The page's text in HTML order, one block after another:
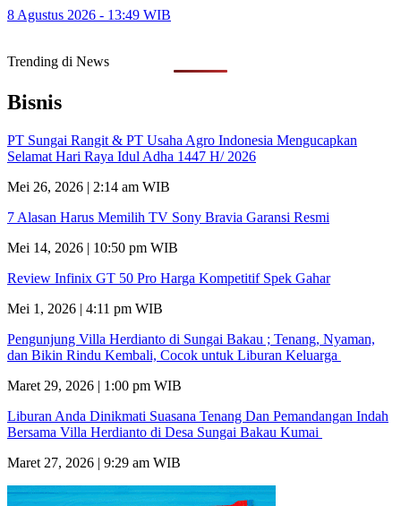
8 Agustus 2026 - 13:49 WIB
Trending di News
Bisnis
PT Sungai Rangit & PT Usaha Agro Indonesia Mengucapkan
Selamat Hari Raya Idul Adha 1447 H/ 2026
Mei 26, 2026 | 2:14 am WIB
7 Alasan Harus Memilih TV Sony Bravia Garansi Resmi
Mei 14, 2026 | 10:50 pm WIB
Review Infinix GT 50 Pro Harga Kompetitif Spek Gahar
Mei 1, 2026 | 4:11 pm WIB
Pengunjung Villa Herdianto di Sungai Bakau ; Tenang, Nyaman,
dan Bikin Rindu Kembali, Cocok untuk Liburan Keluarga
Maret 29, 2026 | 1:00 pm WIB
Liburan Anda Dinikmati Suasana Tenang Dan Pemandangan Indah
Bersama Villa Herdianto di Desa Sungai Bakau Kumai
Maret 27, 2026 | 9:29 am WIB